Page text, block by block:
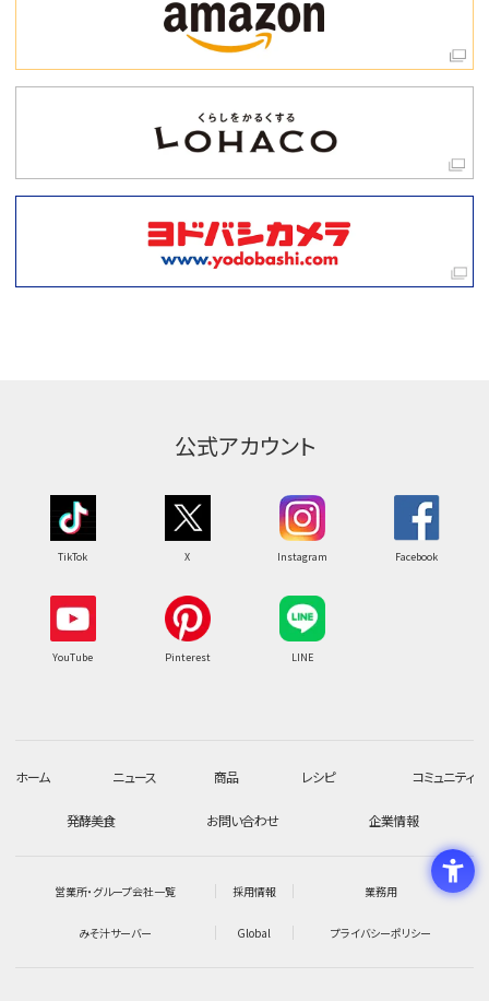
公式アカウント
TikTok X Instagram Facebook
YouTube Pinterest LINE
ホーム ニュース 商品 レシピ コミュニティ
発酵美食 お問い合わせ 企業情報
営業所・グループ会社一覧 採用情報 業務用
みそ汁サーバー Global プライバシーポリシー